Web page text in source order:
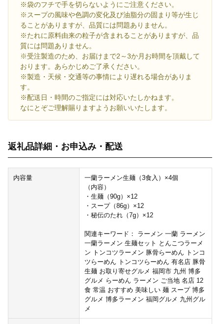
※袋のフチで手を切らないようにご注意ください。
※スープの風味や色調の変化及び油脂分の固まり等が生じ
ることがありますが、品質には問題ありません。
※たれに原料由来の粒子が含まれることがありますが、品
質には問題ありません。
※受注製造のため、お届けまで2～3か月お時間を頂戴して
おります。あらかじめご了承ください。
※製造・天候・交通等の事情により遅れる場合がありま
す。
※配送日・時間のご指定には対応いたしかねます。
なにとぞご理解賜りますようお願いいたします。
返礼品詳細・お申込み・配送
内容量
一蘭ラーメン生麺（3食入）×4個
（内容）
・生麺（90g）×12
・スープ（86g）×12
・秘伝のたれ（7g）×12
関連キーワード： ラーメン 一蘭 ラーメン
一蘭ラーメン 生麺セット とんこつラーメ
ン トンコツラーメン 豚骨らーめん トンコ
ツらーめん トンコツらーめん 有名店 豚骨
生麺 お取り寄せグルメ 福岡市 九州 博多
グルメ らーめん ラーメン ご当地 名店 12
食 常温 おすすめ 美味しい 麺 スープ 博多
グルメ 博多ラーメン 福岡グルメ 九州グル
メ